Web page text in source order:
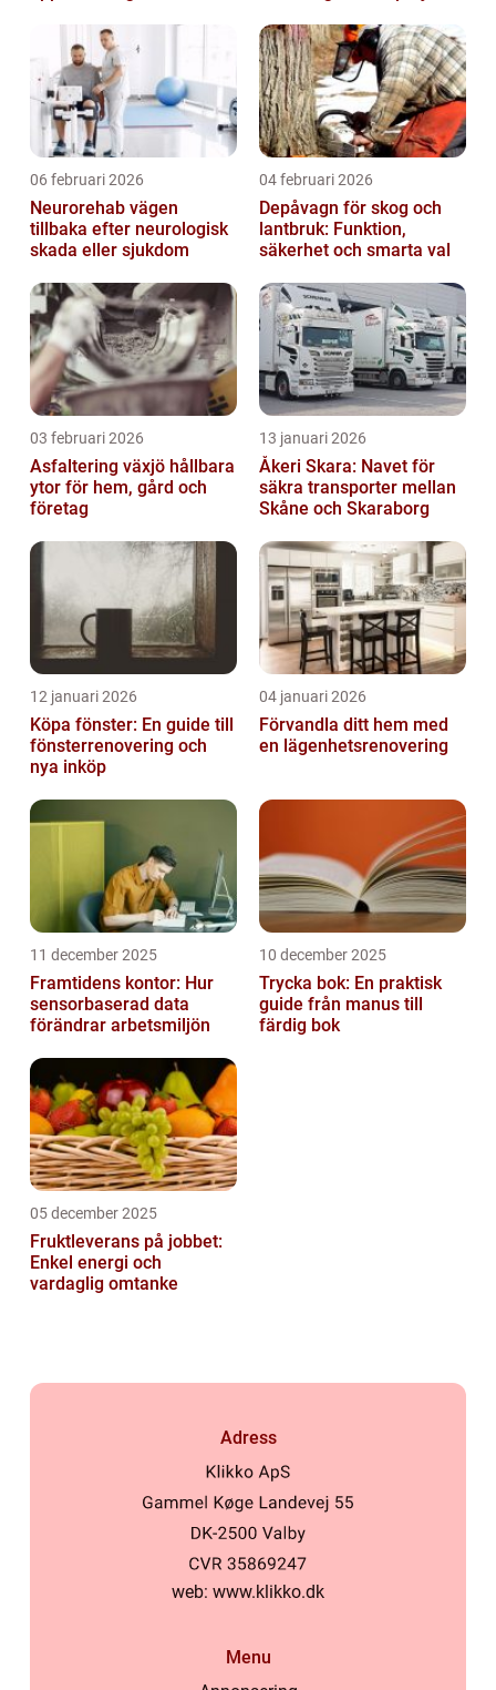
06 februari 2026
Neurorehab vägen
tillbaka efter neurologisk
skada eller sjukdom
04 februari 2026
Depåvagn för skog och
lantbruk: Funktion,
säkerhet och smarta val
03 februari 2026
Asfaltering växjö hållbara
ytor för hem, gård och
företag
13 januari 2026
Åkeri Skara: Navet för
säkra transporter mellan
Skåne och Skaraborg
12 januari 2026
Köpa fönster: En guide till
fönsterrenovering och
nya inköp
04 januari 2026
Förvandla ditt hem med
en lägenhetsrenovering
11 december 2025
Framtidens kontor: Hur
sensorbaserad data
förändrar arbetsmiljön
10 december 2025
Trycka bok: En praktisk
guide från manus till
färdig bok
05 december 2025
Fruktleverans på jobbet:
Enkel energi och
vardaglig omtanke
Adress
web: www.klikko.dk
Menu